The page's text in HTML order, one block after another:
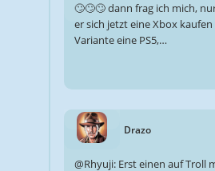
🙄🙄🙄 dann frag ich mich,
er sich jetzt eine Xbox
Variante eine PS5,…
Drazo
@Rhyuji: Erst einen auf Troll